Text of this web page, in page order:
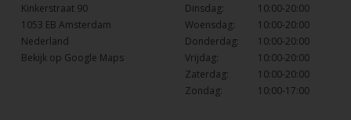
Kinkerstraat 90
1053 EB Amsterdam
Nederland
Bekijk op Google Maps
Dinsdag:
10:00-20:00
Woensdag:
10:00-20:00
Donderdag:
10:00-20:00
Vrijdag:
10:00-20:00
Zaterdag:
10:00-20:00
Zondag:
10:00-17:00